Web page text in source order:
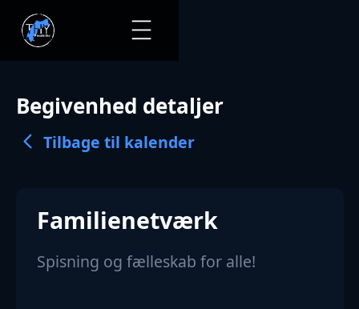
Begivenhed detaljer
Tilbage til kalender
Familienetværk
Spisning og fælleskab for alle!